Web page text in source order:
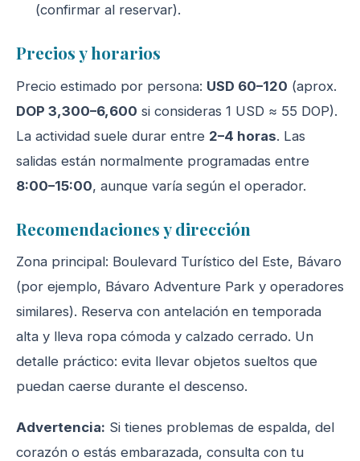
(confirmar al reservar).
Precios y horarios
Precio estimado por persona: USD 60–120 (aprox.
DOP 3,300–6,600 si consideras 1 USD ≈ 55 DOP).
La actividad suele durar entre 2–4 horas. Las
salidas están normalmente programadas entre
8:00–15:00, aunque varía según el operador.
Recomendaciones y dirección
Zona principal: Boulevard Turístico del Este, Bávaro
(por ejemplo, Bávaro Adventure Park y operadores
similares). Reserva con antelación en temporada
alta y lleva ropa cómoda y calzado cerrado. Un
detalle práctico: evita llevar objetos sueltos que
puedan caerse durante el descenso.
Advertencia: Si tienes problemas de espalda, del
corazón o estás embarazada, consulta con tu